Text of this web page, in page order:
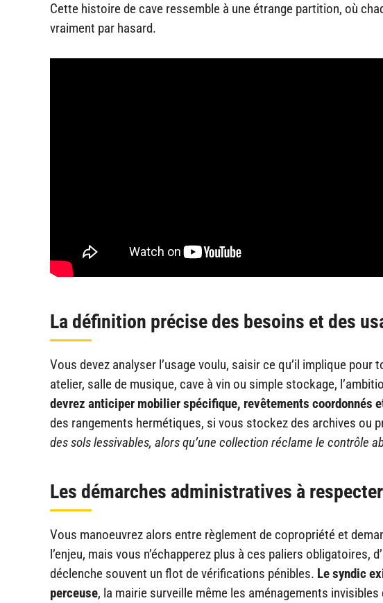
Cette histoire de cave ressemble à une étrange partition, où
vraiment par hasard.
La définition précise des besoins et des
Vous devez analyser l’usage voulu, saisir ce qu’il implique
atelier, salle de musique, cave à vin ou simple stockage,
devrez anticiper mobilier spécifique, revêtements coordonnés
des rangements hermétiques, si vous stockez des archives ou
des sols lessivables, alors qu’une collection réclame le contrôle
Les démarches administratives à
Vous manoeuvrez alors entre règlement de copropriété et
l’enjeu, mais vous n’échapperez plus à ces paliers
déclenche souvent un flot de vérifications pénibles. Le syndic
perceuse, la mairie surveille même les aménagements